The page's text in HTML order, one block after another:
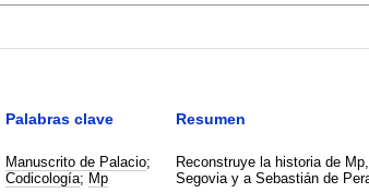
Palabras clave Resumen
Manuscrito de Palacio;
Codicología; Mp
Reconstruye la historia de
Segovia y a Sebastián de